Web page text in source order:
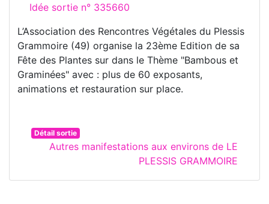
Idée sortie n° 335660
L’Association des Rencontres Végétales du Plessis
Grammoire (49) organise la 23ème Edition de sa
Fête des Plantes sur dans le Thème "Bambous et
Graminées" avec : plus de 60 exposants,
animations et restauration sur place.
Détail sortie
Autres manifestations aux environs de LE
PLESSIS GRAMMOIRE